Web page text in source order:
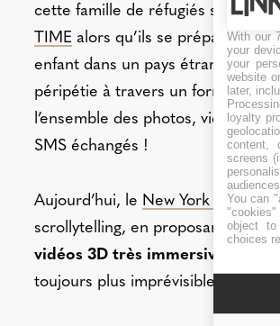
cette famille de réfugiés syriens
TIME alors qu’ils se préparent à
enfant dans un pays étranger. On
péripétie à travers un format
l’ensemble des photos, vidéos et
SMS échangés !
Aujourd’hui, le New York Time
scrollytelling, en proposant de
vidéos 3D très immersives
toujours plus imprévisible !
With our
your
your
website
later,
loyalty
content,
screens
You can
"cookies"
object
choices